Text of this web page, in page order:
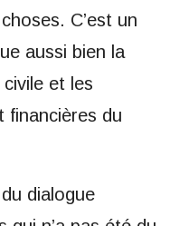
C’est un
aussi bien la
et les
financières du
dialogue